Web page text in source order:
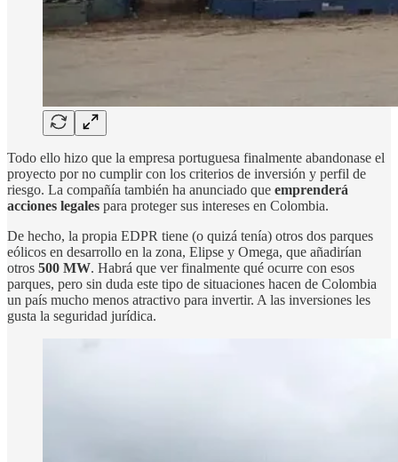
Todo ello hizo que la empresa portuguesa finalmente abandonase el
proyecto por no cumplir con los criterios de inversión y perfil de
riesgo. La compañía también ha anunciado que emprenderá
acciones legales para proteger sus intereses en Colombia.
De hecho, la propia EDPR tiene (o quizá tenía) otros dos parques
eólicos en desarrollo en la zona, Elipse y Omega, que añadirían
otros 500 MW. Habrá que ver finalmente qué ocurre con esos
parques, pero sin duda este tipo de situaciones hacen de Colombia
un país mucho menos atractivo para invertir. A las inversiones les
gusta la seguridad jurídica.